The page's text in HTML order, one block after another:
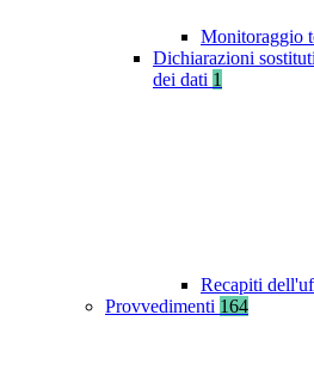
Monitoraggio
Dichiarazioni
dei dati 1
Recapiti
Provvedimenti 164